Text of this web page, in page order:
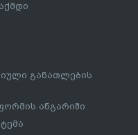
განათლების
ანგარიში